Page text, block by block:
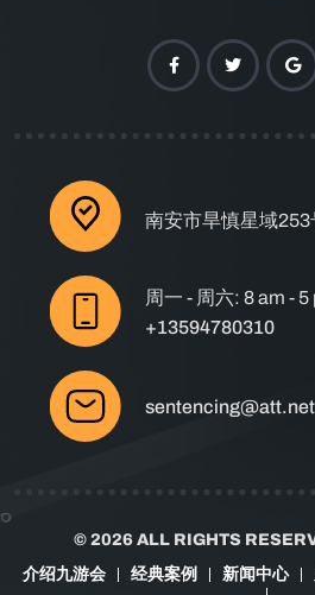
南安市旱慎星域253
周一 - 周六: 8 am - 5
+13594780310
sentencing@att.net
© 2026 ALL RIGHTS
介绍九游会
经典案例 新闻中心